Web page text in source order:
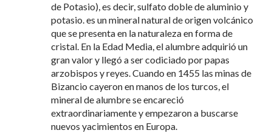
de Potasio), es decir, sulfato doble de aluminio y
potasio. es un mineral natural de origen volcánico
que se presenta en la naturaleza en forma de
cristal. En la Edad Media, el alumbre adquirió un
gran valor y llegó a ser codiciado por papas
arzobispos y reyes. Cuando en 1455 las minas de
Bizancio cayeron en manos de los turcos, el
mineral de alumbre se encareció
extraordinariamente y empezaron a buscarse
nuevos yacimientos en Europa.